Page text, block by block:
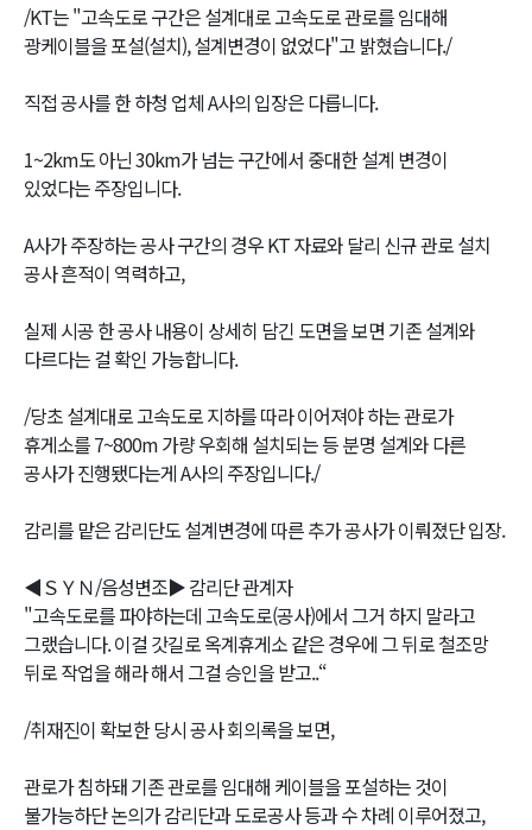
/KT는 "고속도로 구간은 설계대로 고속도로 관로를 임대해
광케이블을 포설(설치), 설계변경이 없었다"고 밝혔습니다./
직접 공사를 한 하청 업체 A사의 입장은 다릅니다.
1~2km도 아닌 30km가 넘는 구간에서 중대한 설계 변경이
있었다는 주장입니다.
A사가 주장하는 공사 구간의 경우 KT 자료와 달리 신규 관로 설치
공사 흔적이 역력하고,
실제 시공 한 공사 내용이 상세히 담긴 도면을 보면 기존 설계와
다르다는 걸 확인 가능합니다.
/당초 설계대로 고속도로 지하를 따라 이어져야 하는 관로가
휴게소를 7~800m 가량 우회해 설치되는 등 분명 설계와 다른
공사가 진행됐다는게 A사의 주장입니다./
감리를 맡은 감리단도 설계변경에 따른 추가 공사가 이뤄졌단 입장.
◀ＳＹＮ/음성변조▶ 감리단 관계자
"고속도로를 파야하는데 고속도로(공사)에서 그거 하지 말라고
그랬습니다. 이걸 갓길로 옥계휴게소 같은 경우에 그 뒤로 철조망
뒤로 작업을 해라 해서 그걸 승인을 받고..“
/취재진이 확보한 당시 공사 회의록을 보면,
관로가 침하돼 기존 관로를 임대해 케이블을 포설하는 것이
불가능하단 논의가 감리단과 도로공사 등과 수 차례 이루어졌고,